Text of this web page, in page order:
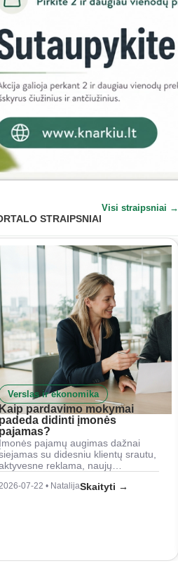
STRAIPSNIAI
Visi straipsniai →
Verslas ir ekonomika
pardavimo mokymai
didinti įmonės
pajamų augimas dažnai
su didesniu klientų srautu,
reklama, naujų…
07-22 • NatalijaSkaityti →